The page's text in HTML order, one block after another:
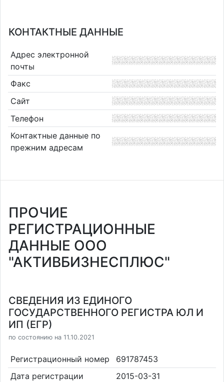
КОНТАКТНЫЕ ДАННЫЕ
Адрес электронной
почты
Факс
Сайт
Телефон
Контактные данные по
прежним адресам
ПРОЧИЕ
РЕГИСТРАЦИОННЫЕ
ДАННЫЕ ООО
"АКТИВБИЗНЕСПЛЮС"
СВЕДЕНИЯ ИЗ ЕДИНОГО
ГОСУДАРСТВЕННОГО РЕГИСТРА ЮЛ И
ИП (ЕГР)
по состоянию на 11.10.2021
Регистрационный номер
691787453
Дата регистрации
2015-03-31